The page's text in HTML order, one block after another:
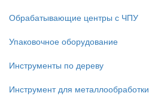
Обрабатывающие центры с ЧПУ
Упаковочное оборудование
Инструменты по дереву
Инструмент для металлообработки